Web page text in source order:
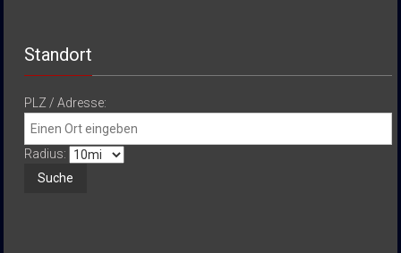
Standort
PLZ / Adresse:
Radius: